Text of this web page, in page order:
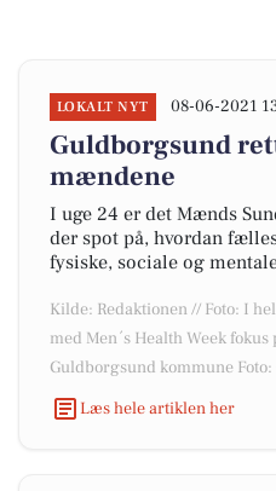
LOKALT NYT 08-06-2021
Guldborgsund
mændene
I uge 24 er det Mænds
der spot på, hvordan
fysiske, sociale og
Kilde: Redaktionen // Foto: I
med Men´s Health Week
Guldborgsund kommune
Læs hele artiklen her